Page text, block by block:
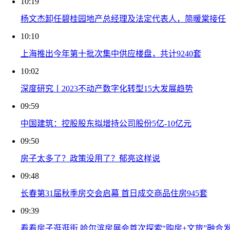
杨文杰卸任碧桂园地产总经理及法定代表人，简暖棠接任
10:10
上海推出今年第十批次集中供应楼盘，共计9240套
10:02
深度研究丨2023不动产数字化转型15大发展趋势
09:59
中国建筑：控股股东拟增持公司股份5亿-10亿元
09:50
房子太多了？政策没用了？郁亮这样说
09:48
长春第31届秋季房交会启幕 首日成交商品住房945套
09:39
看看房子逛逛街 哈尔滨房展会首次探索“购房+文旅”融合